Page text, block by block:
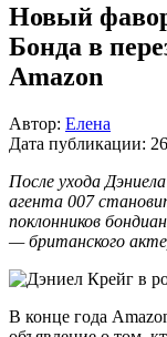
Новый
Бонда в
Amazon
Автор: Елена
Дата публикации:
После ухода
агента 007
поклонников
— британского
В конце года